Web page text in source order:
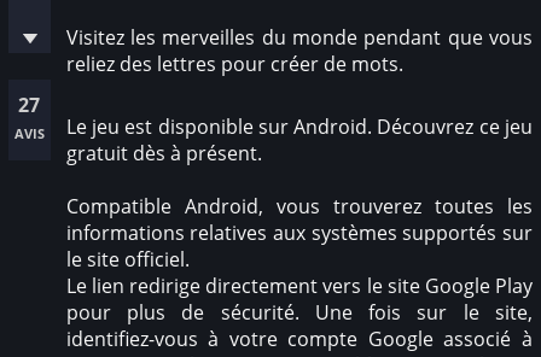
27
avis
Visitez les merveilles du monde pendant que vous
reliez des lettres pour créer de mots.
Le jeu est disponible sur Android. Découvrez ce jeu
gratuit dès à présent.
Compatible Android, vous trouverez toutes les
informations relatives aux systèmes supportés sur
le site officiel.
Le lien redirige directement vers le site Google Play
pour plus de sécurité. Une fois sur le site,
identifiez-vous à votre compte Google associé à